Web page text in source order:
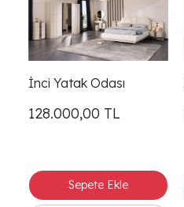
İnci Yatak Odası
128.000,00 TL